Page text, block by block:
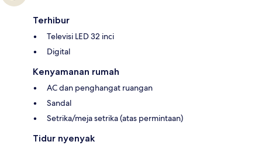
Terhibur
Televisi LED 32 inci
Digital
Kenyamanan rumah
AC dan penghangat ruangan
Sandal
Setrika/meja setrika (atas permintaan)
Tidur nyenyak